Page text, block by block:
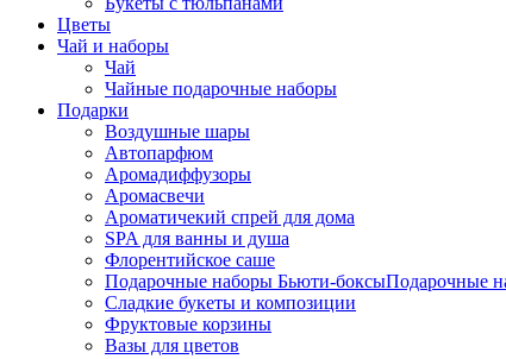
Цветы
Чай и наборы
Чай
Чайные подарочные наборы
Подарки
Воздушные шары
Автопарфюм
Аромадиффузоры
Аромасвечи
Ароматичекий спрей для дома
SPA для ванны и душа
Флорентийское саше
Подарочные наборы Бьюти-боксыПодарочные
Сладкие букеты и композиции
Фруктовые корзины
Вазы для цветов